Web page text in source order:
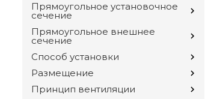
Прямоугольное установочное
сечение
Прямоугольное внешнее
сечение
Способ установки
Размещение
Принцип вентиляции